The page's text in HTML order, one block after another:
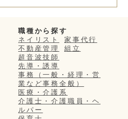
職種から探す
ネイリスト
家事代行
不動産管理
組立
超音波技師
先導・誘導
事務（一般・経理・営
業など事務全般）
医療・介護系
介護士・介護職員・ヘ
ルパー